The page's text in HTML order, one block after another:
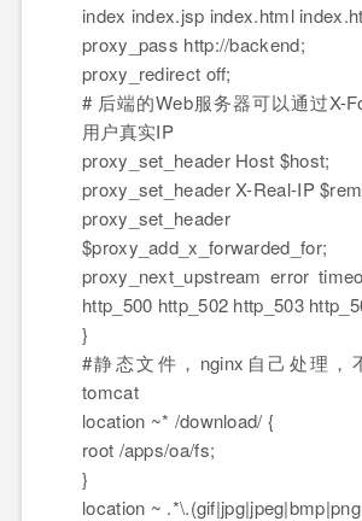
index index.jsp index.html
proxy_pass http://backend;
proxy_redirect off;
# 后端的Web服务器可以通过X-
用户真实IP
proxy_set_header Host $host;
proxy_set_header X-Real-IP
proxy_set_header X-
$proxy_add_x_forwarded_for;
proxy_next_upstream error
http_500 http_502 http_503
}
#静态文件，nginx自己处理，
tomcat
location ~* /download/ {
root /apps/oa/fs;
}
location ~